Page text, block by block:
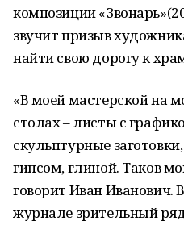
композиции
звучит призыв
найти свою дорогу к
«В моей мастерской на
столах – листы с
скульптурные
гипсом, глиной. Таков
говорит Иван Иванович.
журнале зрительный